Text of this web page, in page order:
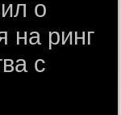
о
на ринг
с